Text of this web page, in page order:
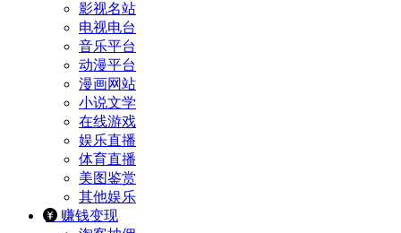
影视名站
电视电台
音乐平台
动漫平台
漫画网站
小说文学
在线游戏
娱乐直播
体育直播
美图鉴赏
其他娱乐
赚钱变现